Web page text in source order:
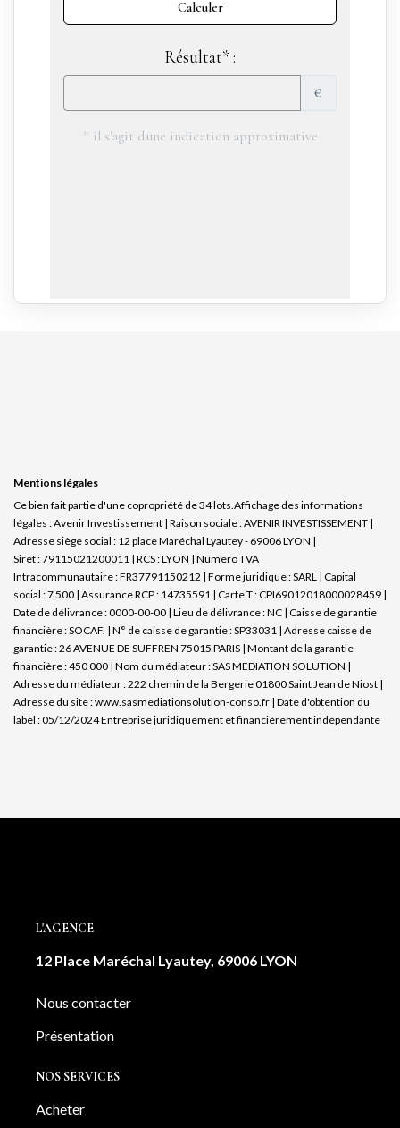
Mentions légales
Ce bien fait partie d'une copropriété de 34 lots.Affichage des informations
légales : Avenir Investissement | Raison sociale : AVENIR INVESTISSEMENT |
Adresse siège social : 12 place Maréchal Lyautey - 69006 LYON |
Siret : 79115021200011 | RCS : LYON | Numero TVA
Intracommunautaire : FR37791150212 | Forme juridique : SARL | Capital
social : 7 500 | Assurance RCP : 14735591 | Carte T : CPI69012018000028459 |
Date de délivrance : 0000-00-00 | Lieu de délivrance : NC | Caisse de garantie
financière : SOCAF. | N° de caisse de garantie : SP33031 | Adresse caisse de
garantie : 26 AVENUE DE SUFFREN 75015 PARIS | Montant de la garantie
financière : 450 000 | Nom du médiateur : SAS MEDIATION SOLUTION |
Adresse du médiateur : 222 chemin de la Bergerie 01800 Saint Jean de Niost |
Adresse du site :www.sasmediationsolution-conso.fr | Date d'obtention du
label : 05/12/2024Entreprise juridiquement et financièrement indépendante
L'AGENCE
12 Place Maréchal Lyautey, 69006 LYON
Nous contacter
Présentation
NOS SERVICES
Acheter